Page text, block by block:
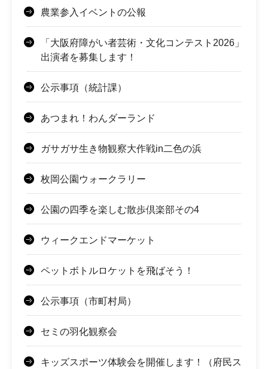
農業参入イベントの公報
「大阪府障がい者芸術・文化コンテスト2026」
出演者を募集します！
公示事項（統計課）
あつまれ！わんダーランド
ガサガサ生き物観察大作戦in二色の浜
枚岡公園ウォークラリー
公園の四季を楽しむ散歩倶楽部その4
ウィークエンドマーケット
ペットボトルロケットを飛ばそう！
公示事項（市町村局）
セミの羽化観察会
キッズスポーツ体験会を開催します！（府民ス